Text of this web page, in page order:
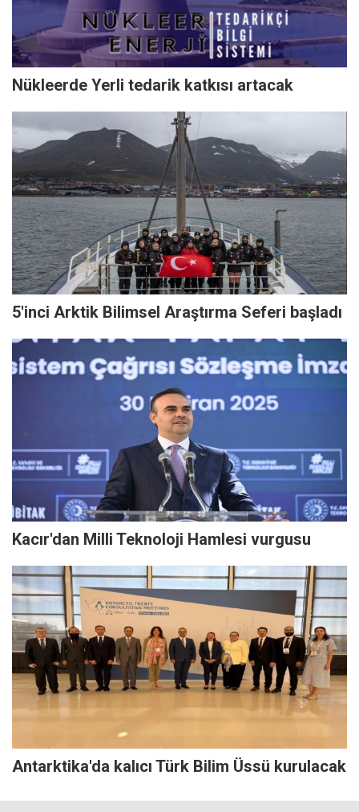
Nükleerde Yerli tedarik katkısı artacak
5'inci Arktik Bilimsel Araştırma Seferi başladı
Kacır'dan Milli Teknoloji Hamlesi vurgusu
Antarktika'da kalıcı Türk Bilim Üssü kurulacak